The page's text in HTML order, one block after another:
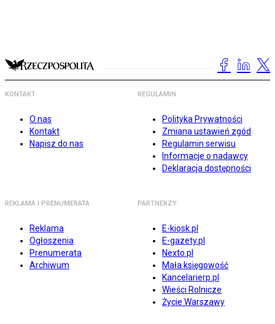
KONTAKT
O nas
Kontakt
Napisz do nas
REGULAMIN
Polityka Prywatności
Zmiana ustawień zgód
Regulamin serwisu
Informacje o nadawcy
Deklaracja dostępności
REKLAMA I PRENUMERATA
Reklama
Ogłoszenia
Prenumerata
Archiwum
PARTNERZY
E-kiosk.pl
E-gazety.pl
Nexto.pl
Mała księgowość
Kancelarierp.pl
Wieści Rolnicze
Życie Warszawy